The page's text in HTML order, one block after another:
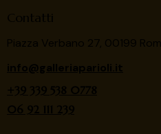
Contatti
Piazza Verbano 27, 00199
info@galleriaparioli.it
+39 339 538 0778
06 92 111 239